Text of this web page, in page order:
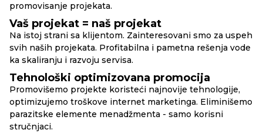
promovisanje projekata.
Vaš projekat = naš projekat
Na istoj strani sa klijentom. Zainteresovani smo za uspeh
svih naših projekata. Profitabilna i pametna rešenja vode
ka skaliranju i razvoju servisa.
Tehnološki optimizovana promocija
Promovišemo projekte koristeći najnovije tehnologije,
optimizujemo troškove internet marketinga. Eliminišemo
parazitske elemente menadžmenta - samo korisni
stručnjaci.